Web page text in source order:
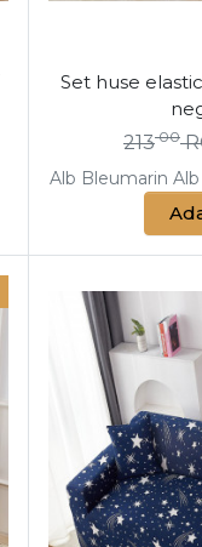
Negru Crem Negru Gri
Albastru Alb Galben Alb
Set huse
21300
Alb Bleumarin Alb